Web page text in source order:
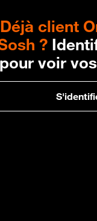
Déjà client
?
pour voir